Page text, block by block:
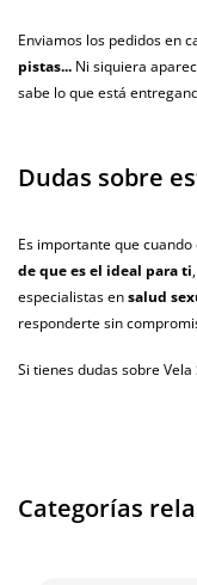
Enviamos los pedidos en
pistas... Ni siquiera
sabe lo que está
Dudas sobre
Es importante que
de que es el ideal para ti
especialistas ensalud
responderte sin
Si tienes dudas sobre
Categorías